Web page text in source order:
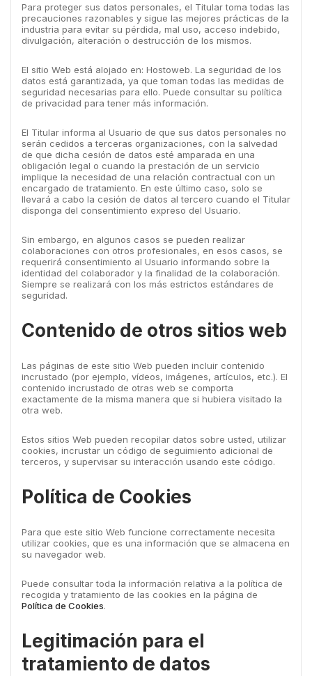
Para proteger sus datos personales, el Titular toma todas las
precauciones razonables y sigue las mejores prácticas de la
industria para evitar su pérdida, mal uso, acceso indebido,
divulgación, alteración o destrucción de los mismos.
El sitio Web está alojado en: Hostoweb. La seguridad de los
datos está garantizada, ya que toman todas las medidas de
seguridad necesarias para ello. Puede consultar su política
de privacidad para tener más información.
El Titular informa al Usuario de que sus datos personales no
serán cedidos a terceras organizaciones, con la salvedad
de que dicha cesión de datos esté amparada en una
obligación legal o cuando la prestación de un servicio
implique la necesidad de una relación contractual con un
encargado de tratamiento. En este último caso, solo se
llevará a cabo la cesión de datos al tercero cuando el Titular
disponga del consentimiento expreso del Usuario.
Sin embargo, en algunos casos se pueden realizar
colaboraciones con otros profesionales, en esos casos, se
requerirá consentimiento al Usuario informando sobre la
identidad del colaborador y la finalidad de la colaboración.
Siempre se realizará con los más estrictos estándares de
seguridad.
Contenido de otros sitios web
Las páginas de este sitio Web pueden incluir contenido
incrustado (por ejemplo, vídeos, imágenes, artículos, etc.). El
contenido incrustado de otras web se comporta
exactamente de la misma manera que si hubiera visitado la
otra web.
Estos sitios Web pueden recopilar datos sobre usted, utilizar
cookies, incrustar un código de seguimiento adicional de
terceros, y supervisar su interacción usando este código.
Política de Cookies
Para que este sitio Web funcione correctamente necesita
utilizar cookies, que es una información que se almacena en
su navegador web.
Puede consultar toda la información relativa a la política de
recogida y tratamiento de las cookies en la página de
Política de Cookies.
Legitimación para el
tratamiento de datos